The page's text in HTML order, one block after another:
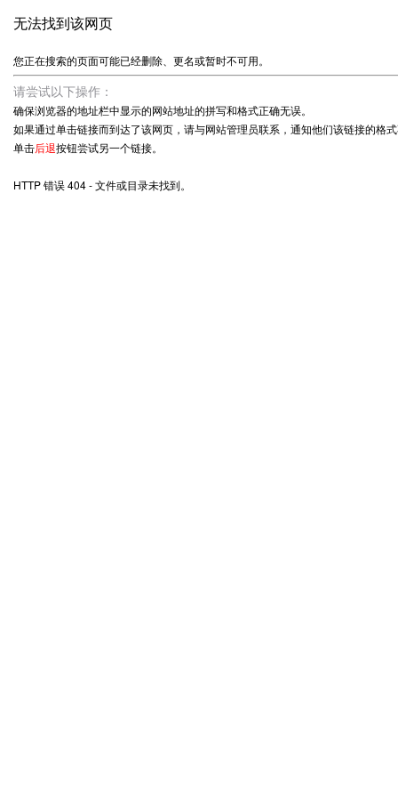
无法找到该网页
您正在搜索的页面可能已经删除、更名或暂时不可用。
请尝试以下操作：
确保浏览器的地址栏中显示的网站地址的拼写和格式正确无误。
如果通过单击链接而到达了该网页，请与网站管理员联系，通知他们该链接的格
单击后退按钮尝试另一个链接。
HTTP 错误 404 - 文件或目录未找到。